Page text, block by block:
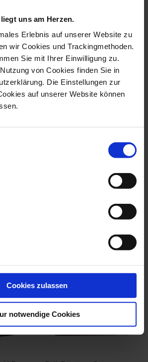
uns am Herzen.
Erlebnis auf unserer Website zu
wir Cookies und Trackingmethoden.
Sie mit Ihrer Einwilligung zu.
von Cookies finden Sie in
Die Einstellungen zur
auf unserer Website können
Cookies zulassen
notwendige Cookies
Ornament, Guardian